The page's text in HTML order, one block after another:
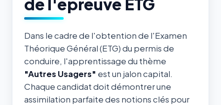
Dans le cadre de l'obtention de l'Examen
Théorique Général (ETG) du permis de
conduire, l'apprentissage du thème
"Autres Usagers" est un jalon capital.
Chaque candidat doit démontrer une
assimilation parfaite des notions clés pour